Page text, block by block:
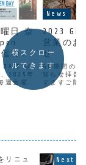
日 奈
のお
BASE 奈
2025年
週金曜日
できて
News
2023 GW
営業のお
せ
GW期間の
知らせ拝啓
すますご隆
ととお喜び
YAMATO
常通りとな
横スクロー
ルできます
リニュ